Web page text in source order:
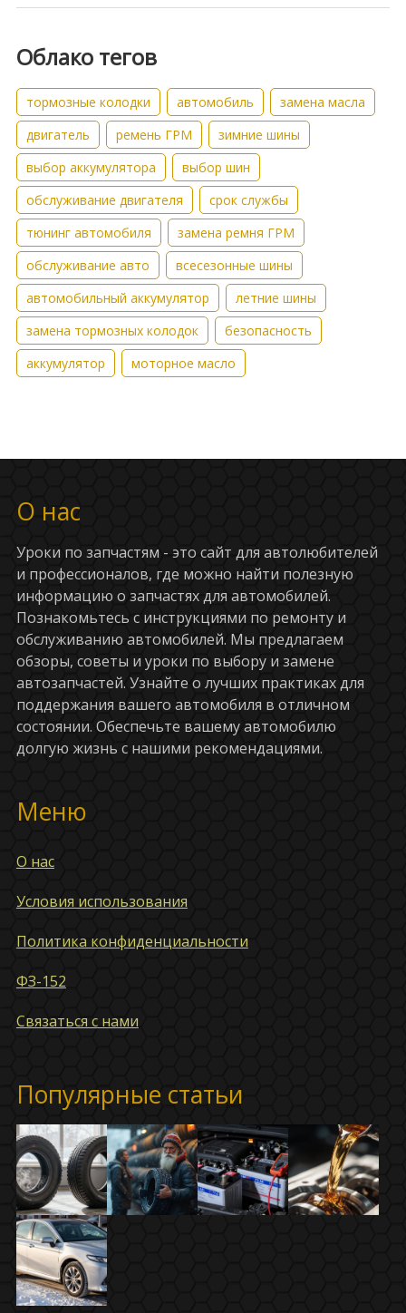
Облако тегов
тормозные колодки автомобиль
замена масла
двигатель
ремень ГРМ
зимние шины
выбор аккумулятора
выбор шин
обслуживание двигателя
срок службы
тюнинг автомобиля
замена ремня ГРМ
обслуживание авто
всесезонные шины
автомобильный аккумулятор
летние шины
замена тормозных колодок
безопасность
аккумулятор
моторное масло
О нас
Уроки по запчастям - это сайт для автолюбителей
и профессионалов, где можно найти полезную
информацию о запчастях для автомобилей.
Познакомьтесь с инструкциями по ремонту и
обслуживанию автомобилей. Мы предлагаем
обзоры, советы и уроки по выбору и замене
автозапчастей. Узнайте о лучших практиках для
поддержания вашего автомобиля в отличном
состоянии. Обеспечьте вашему автомобилю
долгую жизнь с нашими рекомендациями.
Меню
О нас
Условия использования
Политика конфиденциальности
ФЗ-152
Связаться с нами
Популярные статьи